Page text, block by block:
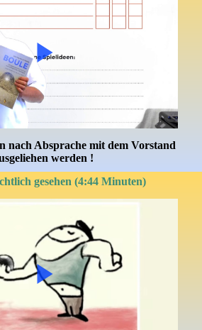
nach Absprache mit dem Vorstand
werden !
gesehen (4:44 Minuten)